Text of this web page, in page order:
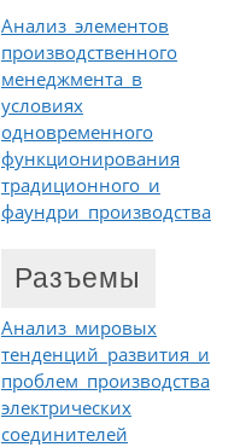
Анализ элементов
производственного
менеджмента в
условиях
одновременного
функционирования
традиционного и
фаундри производства
Разъемы
Анализ мировых
тенденций развития и
проблем производства
электрических
соединителей